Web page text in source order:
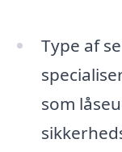
Type af
som